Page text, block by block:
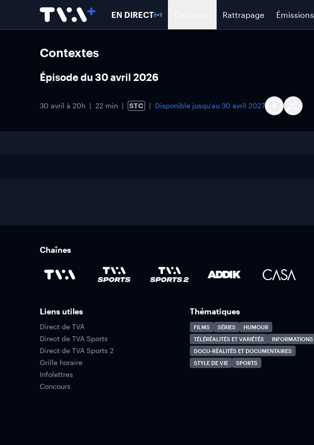
EN DIRECT Rattrapage Émissions
Contextes
Épisode du 30 avril 2026
30 avril à 20h 22 min STC Disponible jusqu'au 30 avril 2027
Chaînes
Liens utiles
Direct de TVA
Direct de TVA Sports
Direct de TVA Sports 2
Grille horaire
Infolettres
Concours
Thématiques
FILMS SÉRIES
HUMOUR
TÉLÉRÉALITÉS ET VARIÉTÉS
INFORMATIONS
DOCU-RÉALITÉS ET DOCUMENTAIRES
STYLE DE VIE
SPORTS